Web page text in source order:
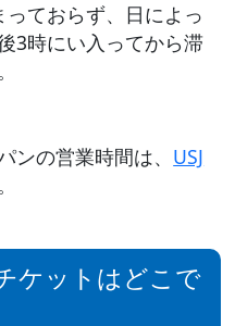
ておらず、日によっ
3時にい入ってから滞
ンの営業時間は、 USJ
ケットはどこで